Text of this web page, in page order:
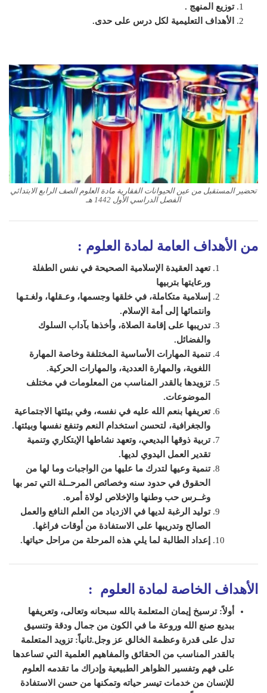
توزيع المنهج .
الأهداف التعليمية لكل درس على حدى.
تحضير المستقبل من عين الحيوانات الفقارية مادة العلوم الصف الرابع الابتدائي
الفصل الدراسي الأول 1442 هـ
من الأهداف العامة لمادة العلوم :
تعهد العقيدة الإسلامية الصحيحة في نفس الطفلة
ورعايتها بتربيها
إسلامية متكاملة، في خلقها وجسمها، وعـقلها، ولغـتـها
وانتمائها إلى أمة الإسلام.
تدريبها على إقامة الصلاة، وأخذها بآداب السلوك
والفضائل.
تنمية المهارات الأساسية المختلفة وخاصة المهارة
اللغوية، والمهارة العددية، والمهارات الحركية.
تزويدها بالقدر المناسب من المعلومات في مختلف
الموضوعات.
تعريفها بنعم الله عليه في نفسه، وفي بيئتها الاجتماعية
والجغرافية، لتحسن استخدام النعم وتنفع نفسها وبيئتها.
تربية ذوقها البديعي، وتعهد نشاطها الإبتكاري وتنمية
تقدير العمل اليدوي لديها.
تنمية وعيها لتدرك ما عليها من الواجبات وما لها من
الحقوق في حدود سنه وخصائص المرحــلة التي تمر بها
وغــرس حب وطنها والإخلاص لولاة أمره.
توليد الرغبة لديها في الازدياد من العلم النافع والعمل
الصالح وتدريبها على الاستفادة من أوقات فراغها.
إعداد الطالبة لما يلي هذه المرحلة من مراحل حياتها.
الأهداف الخاصة لمادة العلوم :
أولاً: ترسيخ إيمان المتعلمة بالله سبحانه وتعالى، وتعريفها
ببديع صنع الله وروعة ما في الكون من جمال ودقة وتنسيق
تدل على قدرة وعظمة الخالق عز وجل.ثانياً: تزويد المتعلمة
بالقدر المناسب من الحقائق والمفاهيم العلمية التي تساعدها
على فهم وتفسير الظواهر الطبيعية وإدراك ما تقدمه العلوم
للإنسان من خدمات تيسر حياته وتمكنها من حسن الاستفادة